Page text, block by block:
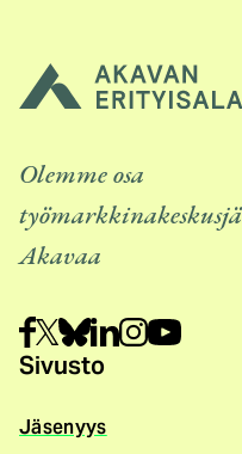
Olemme osa
Akavaa
Sivusto
Jäsenyys